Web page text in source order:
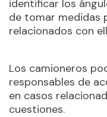
identificar los
de tomar medidas
relacionados con
Los camioneros
responsables de
en casos
cuestiones.